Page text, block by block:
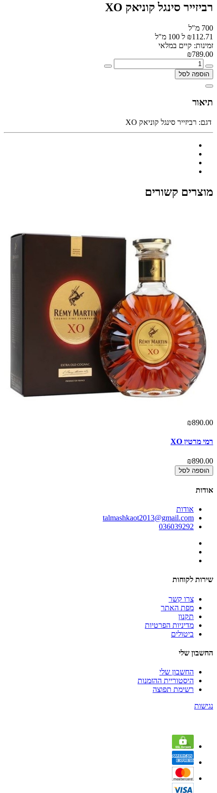
רביזייר סינגל קוניאק XO
700 מ"ל
₪112.71 ל 100 מ"ל
זמינות: קיים במלאי
₪789.00
הוספה לסל
תיאור
דגם: רביזייר סינגל קוניאק XO
מוצרים קשורים
₪890.00
רמי מרטין XO
₪890.00
הוספה לסל
אודות
אודות
talmashkaot2013@gmail.com
036039292
שירות לקוחות
צרו קשר
מפת האתר
תקנון
מדיניות הפרטיות
ביטולים
החשבון שלי
החשבון שלי
היסטוריית ההזמנות
רשימת תפוצה
נגישות